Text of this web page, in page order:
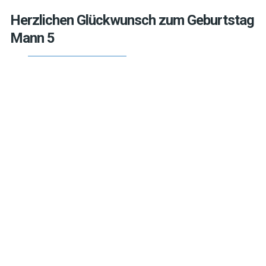
Herzlichen Glückwunsch zum Geburtstag
Mann 5